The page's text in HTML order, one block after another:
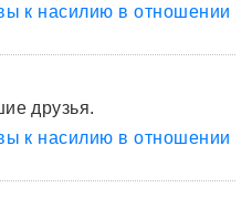
к насилию в отношении
друзья.
к насилию в отношении